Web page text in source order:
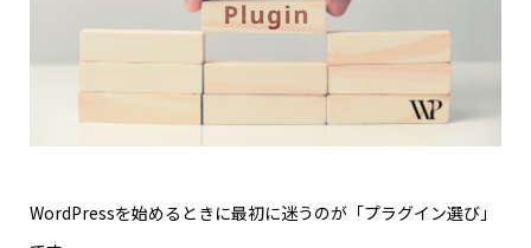
WordPressを始めるときに最初に迷うのが「プラグイン選び」